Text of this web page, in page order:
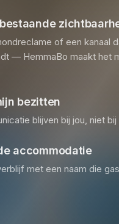
of een kanaal
— HemmaBo maakt het
bezitten
blijven bij jou, niet
accommodatie
met een naam die